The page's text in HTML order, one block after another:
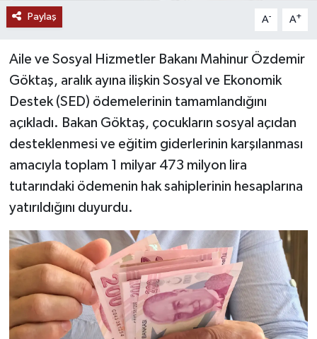
Paylaş A- A+
Aile ve Sosyal Hizmetler Bakanı Mahinur Özdemir
Göktaş, aralık ayına ilişkin Sosyal ve Ekonomik
Destek (SED) ödemelerinin tamamlandığını
açıkladı. Bakan Göktaş, çocukların sosyal açıdan
desteklenmesi ve eğitim giderlerinin karşılanması
amacıyla toplam 1 milyar 473 milyon lira
tutarındaki ödemenin hak sahiplerinin hesaplarına
yatırıldığını duyurdu.
YAŞAM